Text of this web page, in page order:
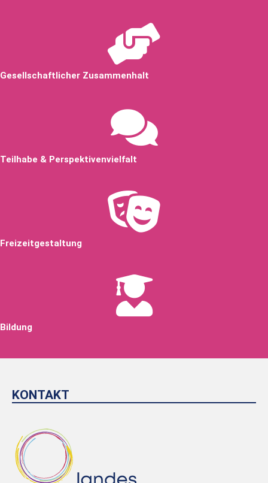
Gesellschaftlicher Zusammenhalt
Teilhabe & Perspektivenvielfalt
Freizeitgestaltung
Bildung
KONTAKT